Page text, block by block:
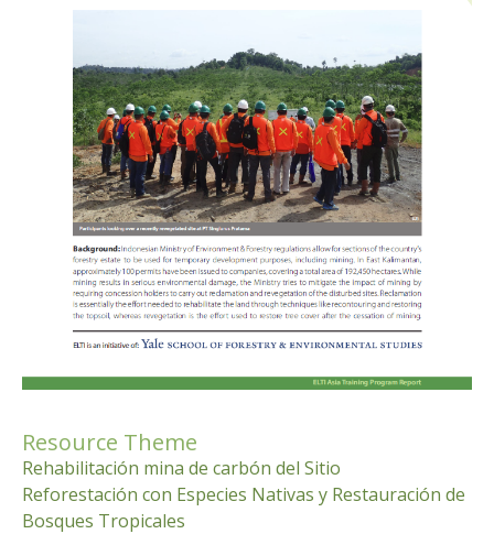
Resource Theme
Rehabilitación mina de carbón del Sitio
Reforestación con Especies Nativas y Restauración de
Bosques Tropicales